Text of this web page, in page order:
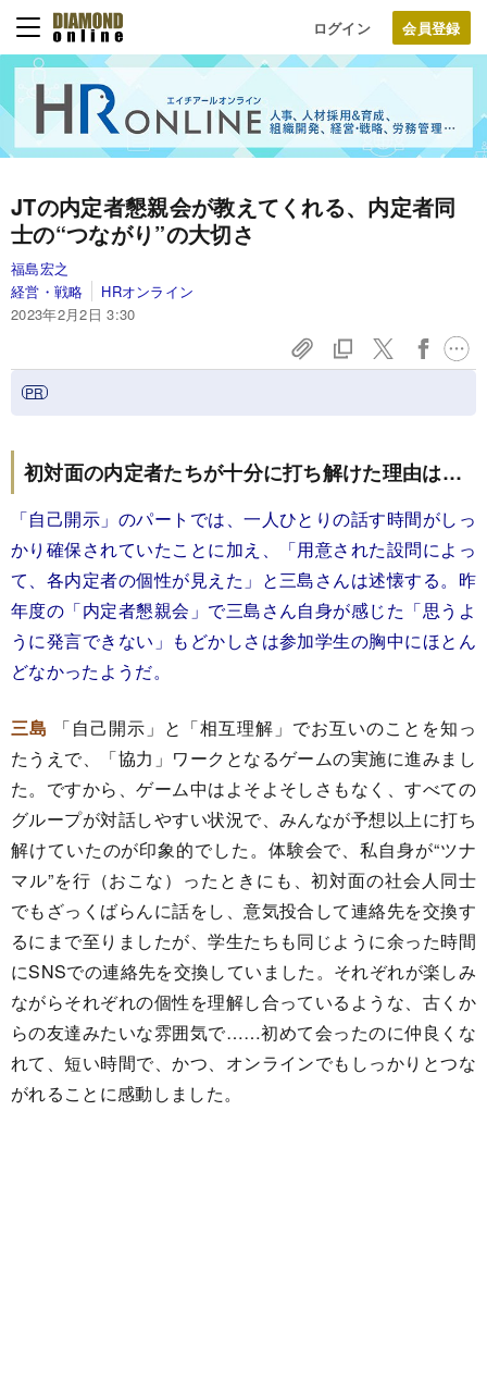
ログイン
JTの内定者懇親会が教えてくれる、内定者同
士の“つながり”の大切さ
福島宏之
経営・戦略
HRオンライン
2023年2月2日 3:30
初対面の内定者たちが十分に打ち解けた理由は…
「自己開示」のパートでは、一人ひとりの話す時間がしっ
かり確保されていたことに加え、「用意された設問によっ
て、各内定者の個性が見えた」と三島さんは述懐する。昨
年度の「内定者懇親会」で三島さん自身が感じた「思うよ
うに発言できない」もどかしさは参加学生の胸中にほとん
どなかったようだ。
三島 「自己開示」と「相互理解」でお互いのことを知っ
たうえで、「協力」ワークとなるゲームの実施に進みまし
た。ですから、ゲーム中はよそよそしさもなく、すべての
グループが対話しやすい状況で、みんなが予想以上に打ち
解けていたのが印象的でした。体験会で、私自身が“ツナ
マル”を行（おこな）ったときにも、初対面の社会人同士
でもざっくばらんに話をし、意気投合して連絡先を交換す
るにまで至りましたが、学生たちも同じように余った時間
にSNSでの連絡先を交換していました。それぞれが楽しみ
ながらそれぞれの個性を理解し合っているような、古くか
らの友達みたいな雰囲気で……初めて会ったのに仲良くな
れて、短い時間で、かつ、オンラインでもしっかりとつな
がれることに感動しました。